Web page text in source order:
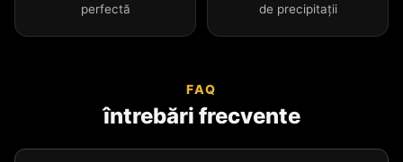
perfectă
de precipitații
FAQ
întrebări frecvente